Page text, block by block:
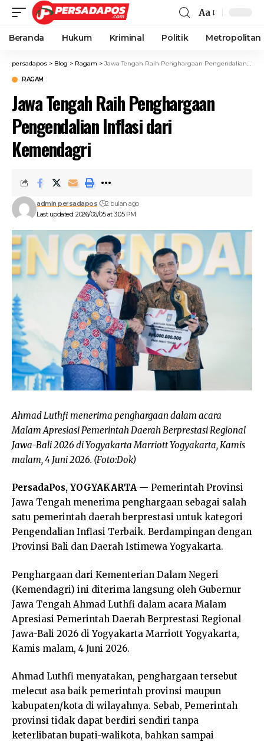
Aa
Beranda Hukum Kriminal Politik Metropolitan
persadapos > Blog > Ragam > Jawa Tengah Raih Penghargaan Pengendalian Inflasi dari Kemendagri
RAGAM
Jawa Tengah Raih Penghargaan
Pengendalian Inflasi dari
Kemendagri
Last updated: 2026/06/05 at 3:05 PM
admin persadapos 2 bulan ago
Ahmad Luthfi menerima penghargaan dalam acara
Malam Apresiasi Pemerintah Daerah Berprestasi Regional
Jawa-Bali 2026 di Yogyakarta Marriott Yogyakarta, Kamis
malam, 4 Juni 2026. (Foto:Dok)
PersadaPos, YOGYAKARTA — Pemerintah Provinsi
Jawa Tengah menerima penghargaan sebagai salah
satu pemerintah daerah berprestasi untuk kategori
Pengendalian Inflasi Terbaik. Berdampingan dengan
Provinsi Bali dan Daerah Istimewa Yogyakarta.
Penghargaan dari Kementerian Dalam Negeri
(Kemendagri) ini diterima langsung oleh Gubernur
Jawa Tengah Ahmad Luthfi dalam acara Malam
Apresiasi Pemerintah Daerah Berprestasi Regional
Jawa-Bali 2026 di Yogyakarta Marriott Yogyakarta,
Kamis malam, 4 Juni 2026.
Ahmad Luthfi menyatakan, penghargaan tersebut
melecut asa baik pemerintah provinsi maupun
kabupaten/kota di wilayahnya. Sebab, Pemerintah
provinsi tidak dapat berdiri sendiri tanpa
keterlibatan bupati-walikota, bahkan sampai